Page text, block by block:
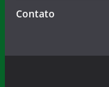
Copyright ©